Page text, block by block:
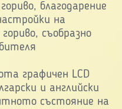
благодарение
на
съобразно
графичен LCD
и английски
състояние на